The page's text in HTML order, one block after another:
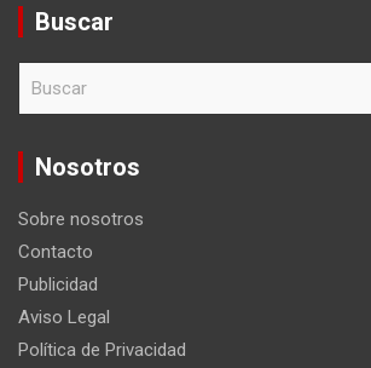
Buscar
c
Nosotros
Sobre nosotros
Contacto
Publicidad
Aviso Legal
Política de Privacidad